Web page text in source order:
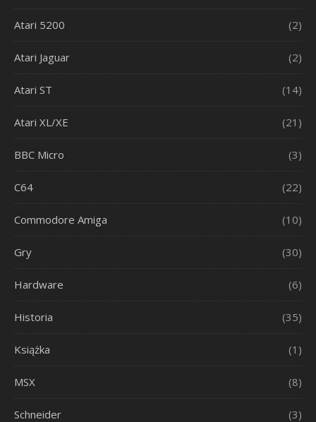
Atari 5200 (2)
Atari Jaguar (2)
Atari ST (14)
Atari XL/XE (21)
BBC Micro (3)
C64 (22)
Commodore Amiga (10)
Gry (30)
Hardware (6)
Historia (35)
Książka (1)
MSX (8)
Schneider (3)